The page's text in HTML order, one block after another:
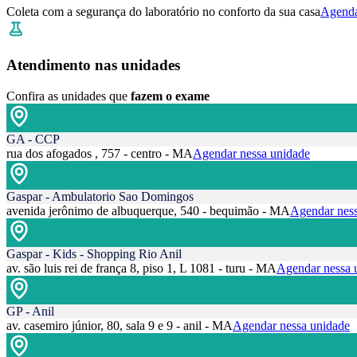
Coleta com a segurança do laboratório no conforto da sua casa
Atendimento nas unidades
Confira as unidades que fazem o exame
GA - CCP
rua dos afogados , 757 - centro - MAAgendar nessa unidade
Gaspar - Ambulatorio Sao Domingos
avenida jerônimo de albuquerque, 540 - bequimão - MAAgendar
Gaspar - Kids - Shopping Rio Anil
av. são luis rei de frança 8, piso 1, L 1081 - turu - MAAgendar nessa
GP - Anil
av. casemiro júnior, 80, sala 9 e 9 - anil - MAAgendar nessa unidade